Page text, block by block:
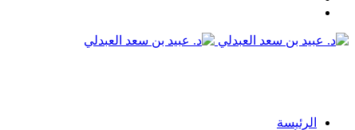
القائمة
الرئيسة